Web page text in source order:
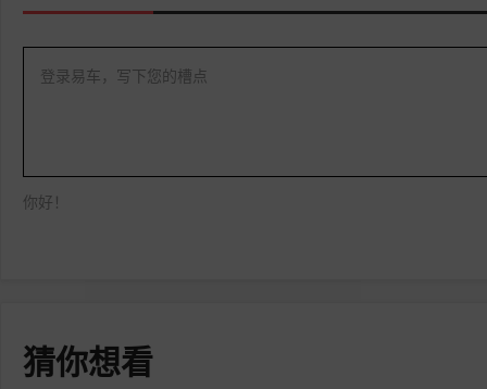
登录易车，写下您的槽点
你好！
猜你想看